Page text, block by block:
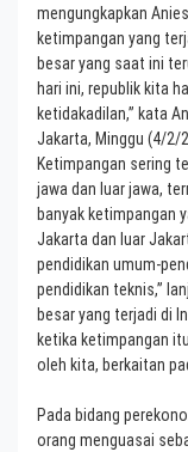
mengungkapkan
ketimpangan yang
besar yang saat ini
hari ini, republik kita
ketidakadilan,” kata
Jakarta, Minggu (4/2/
Ketimpangan sering
jawa dan luar jawa,
banyak ketimpangan
Jakarta dan luar
pendidikan umum-
pendidikan teknis,”
besar yang terjadi di
ketika ketimpangan
oleh kita, berkaitan
Pada bidang
orang menguasai